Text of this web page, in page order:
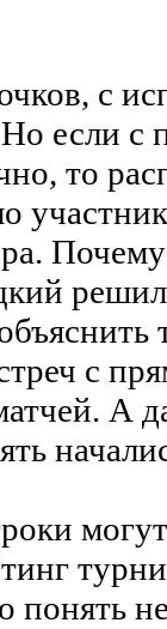
с
если с
то
с
А
понять